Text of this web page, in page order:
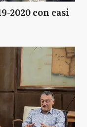
2020 con casi